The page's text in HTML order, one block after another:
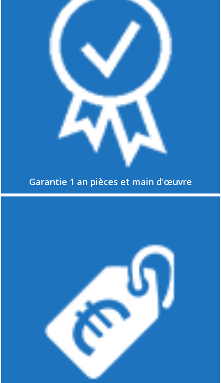
Garantie 1 an pièces et main d'œuvre